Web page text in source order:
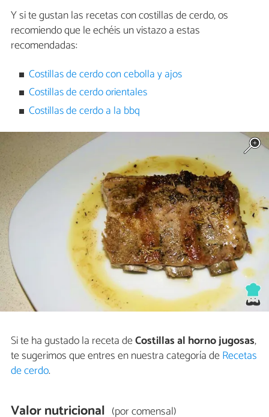
Y si te gustan las recetas con costillas de cerdo, os
recomiendo que le echéis un vistazo a estas
recomendadas:
Costillas de cerdo con cebolla y ajos
Costillas de cerdo orientales
Costillas de cerdo a la bbq
Si te ha gustado la receta deCostillas al horno jugosas,
te sugerimos que entres en nuestra categoría deRecetas
de cerdo.
Valor nutricional (por comensal)